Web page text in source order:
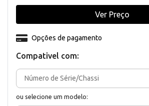
Compativel com:
ou selecione um modelo:
Opções de pagamento
Ver Preço